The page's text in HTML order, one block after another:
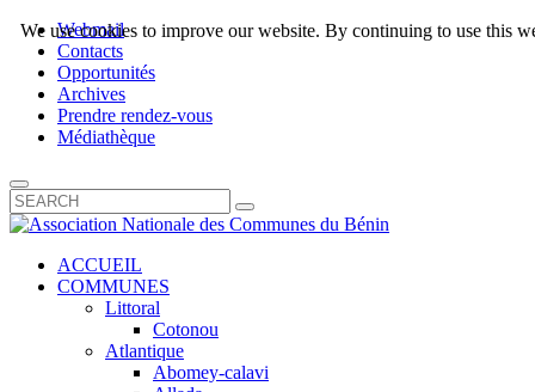
Webmail
Contacts
Opportunités
Archives
Prendre rendez-vous
Médiathèque
ACCUEIL
COMMUNES
Littoral
Cotonou
Atlantique
Abomey-calavi
We use cookies to improve our website. By continuing to use this